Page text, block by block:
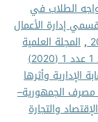
الطلاب في
إدارة الأعمال
, المجلة العلمية
الإدارية وأثرها
مصرف الجمهورية–
والتجارة